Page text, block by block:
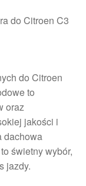
do Citroen C3
do Citroen
to
oraz
jakości i
dachowa
świetny wybór,
jazdy.